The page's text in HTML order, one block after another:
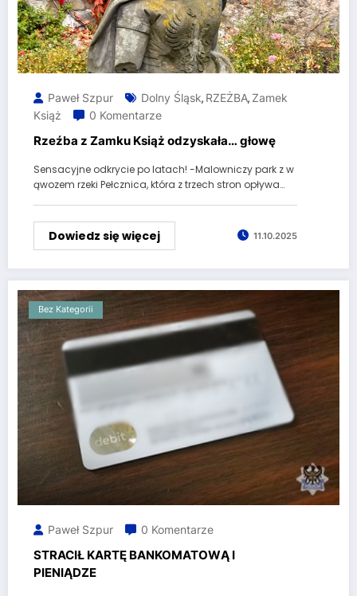
Paweł Szpur Dolny Śląsk, RZEŻBA, Zamek
Książ
0 Komentarze
Rzeźba z Zamku Książ odzyskała… głowę
Sensacyjne odkrycie po latach! -Malowniczy park z w
ąwozem rzeki Pełcznica, która z trzech stron opływa…
Dowiedz się więcej 11.10.2025
Bez Kategorii
Paweł Szpur 0 Komentarze
STRACIŁ KARTĘ BANKOMATOWĄ I
PIENIĄDZE